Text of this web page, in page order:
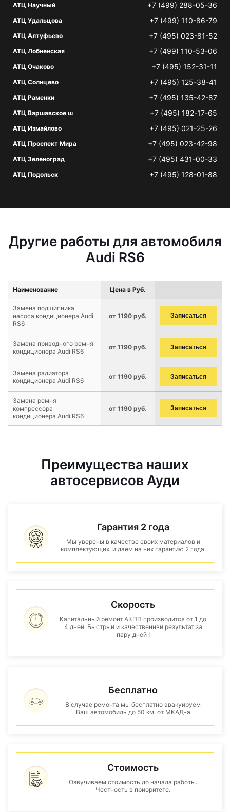
АТЦ Научный +7 (499) 288-05-36
АТЦ Удальцова +7 (499) 110-86-79
АТЦ Алтуфьево +7 (495) 023-81-52
АТЦ Лобненская +7 (499) 110-53-06
АТЦ Очаково +7 (495) 152-31-11
АТЦ Солнцево +7 (495) 125-38-41
АТЦ Раменки +7 (495) 135-42-87
АТЦ Варшавское ш +7 (495) 182-17-65
АТЦ Измайлово +7 (495) 021-25-26
АТЦ Проспект Мира +7 (495) 023-42-98
АТЦ Зеленоград +7 (495) 431-00-33
АТЦ Подольск +7 (495) 128-01-88
Другие работы для автомобиля
Audi RS6
Наименование Цена в Руб.
Замена подшипника
насоса кондиционера Audi
RS6
от 1190 руб. Записаться
Замена приводного ремня
кондиционера Audi RS6
от 1190 руб. Записаться
Замена радиатора
кондиционера Audi RS6
от 1190 руб. Записаться
Замена ремня
компрессора
кондиционера Audi RS6
от 1190 руб. Записаться
Преимущества наших
автосервисов Ауди
Гарантия 2 года
Мы уверены в качестве своих материалов и
комплектующих, и даем на них гарантию 2 года.
Скорость
Капитальный ремонт АКПП производится от 1 до
4 дней. Быстрый и качественнвй результат за
пару дней !
Бесплатно
В случае ремонта мы бесплатно эвакуируем
Ваш автомобиль до 50 км. от МКАД-а
Стоимость
Озвучиваем стоимость до начала работы.
Честность в приоритете.